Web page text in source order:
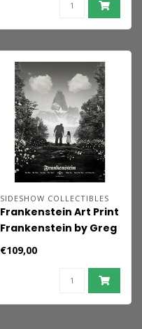
SIDESHOW COLLECTIBLES
Frankenstein Art Print
Frankenstein by Greg
Ruth 61 x 46 cm -
€109,00